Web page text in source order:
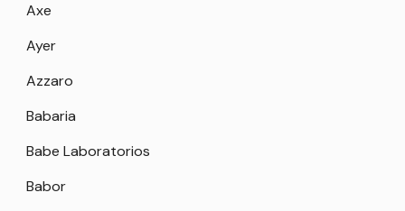
Axe
Ayer
Azzaro
Babaria
Babe Laboratorios
Babor